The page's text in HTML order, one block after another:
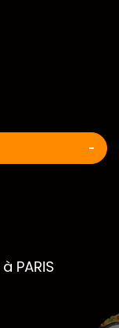
PARIS